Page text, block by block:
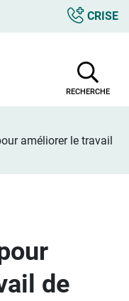
CRISE
RECHERCHE
améliorer le travail
de